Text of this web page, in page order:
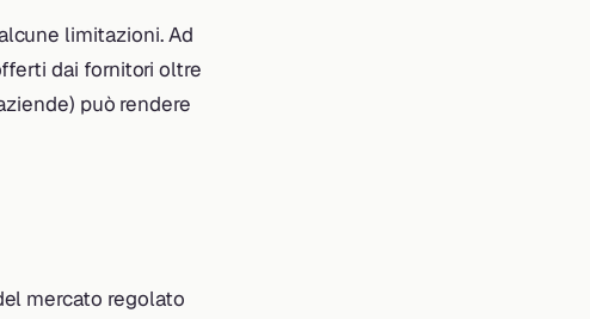
limitazioni. Ad
dai fornitori oltre
può rendere
mercato regolato